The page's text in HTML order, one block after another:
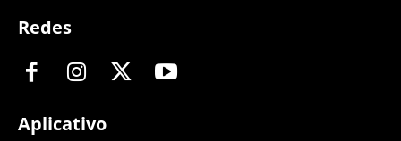
Redes
Aplicativo